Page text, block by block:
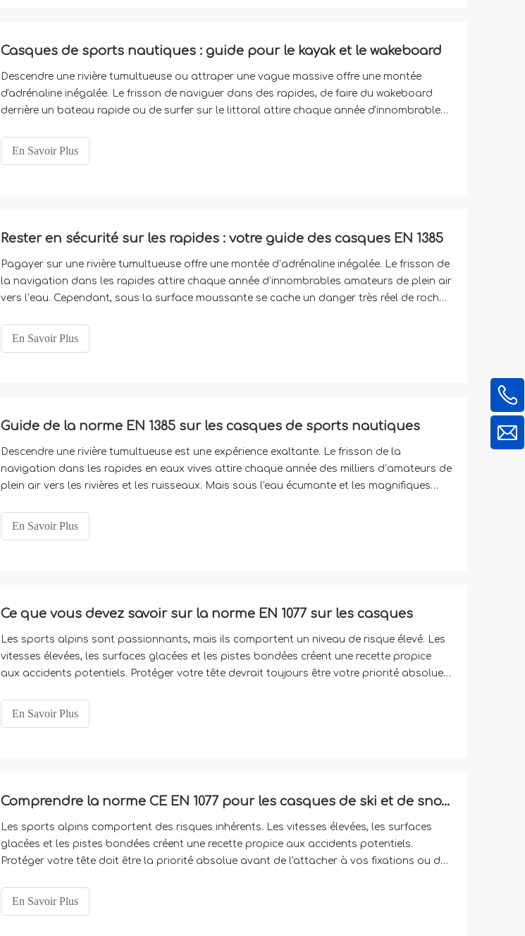
Casques de sports nautiques : guide pour le kayak et le wakeboard
Descendre une rivière tumultueuse ou attraper une vague massive offre une montée
d'adrénaline inégalée. Le frisson de naviguer dans des rapides, de faire du wakeboard
derrière un bateau rapide ou de surfer sur le littoral attire chaque année d'innombrables
En Savoir Plus
Rester en sécurité sur les rapides : votre guide des casques EN 1385
Pagayer sur une rivière tumultueuse offre une montée d’adrénaline inégalée. Le frisson de
la navigation dans les rapides attire chaque année d’innombrables amateurs de plein air
vers l’eau. Cependant, sous la surface moussante se cache un danger très réel de roches
En Savoir Plus
Guide de la norme EN 1385 sur les casques de sports nautiques
Descendre une rivière tumultueuse est une expérience exaltante. Le frisson de la
navigation dans les rapides en eaux vives attire chaque année des milliers d’amateurs de
plein air vers les rivières et les ruisseaux. Mais sous l'eau écumante et les magnifiques
En Savoir Plus
Ce que vous devez savoir sur la norme EN 1077 sur les casques
Les sports alpins sont passionnants, mais ils comportent un niveau de risque élevé. Les
vitesses élevées, les surfaces glacées et les pistes bondées créent une recette propice
aux accidents potentiels. Protéger votre tête devrait toujours être votre priorité absolue
saisissent le f
En Savoir Plus
Comprendre la norme CE EN 1077 pour les casques de ski et de snowboard
Les sports alpins comportent des risques inhérents. Les vitesses élevées, les surfaces
glacées et les pistes bondées créent une recette propice aux accidents potentiels.
Protéger votre tête doit être la priorité absolue avant de l'attacher à vos fixations ou de
confortablement.
En Savoir Plus